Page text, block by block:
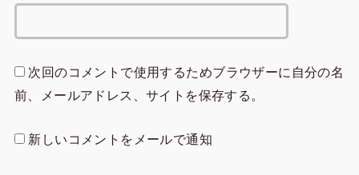
次回のコメントで使用するためブラウザーに自分の名
前、メールアドレス、サイトを保存する。
新しいコメントをメールで通知